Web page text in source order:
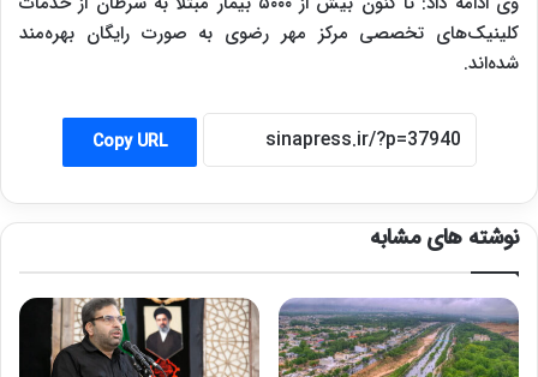
کلینیک‌های تخصصی مرکز مهر رضوی به صورت رایگان بهره‌مند
شده‌اند.
Copy URL
نوشته های مشابه